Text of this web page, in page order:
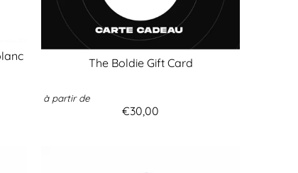
The Boldie Gift Card
à partir de
€30,00